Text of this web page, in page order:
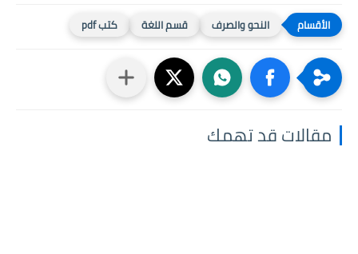
النحو والصرف قسم اللغة كتب pdf
مقالات قد تهمك